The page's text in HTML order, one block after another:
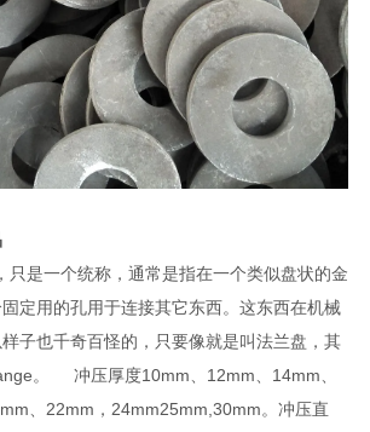
是一个统称，通常是指在一个类似盘状的金
定用的孔用于连接其它东西。这东西在机械
样子也千奇百怪的，只要像就是叫法兰盘，其
。 冲压厚度10mm、12mm、14mm、
、22mm，24mm25mm,30mm。冲压直